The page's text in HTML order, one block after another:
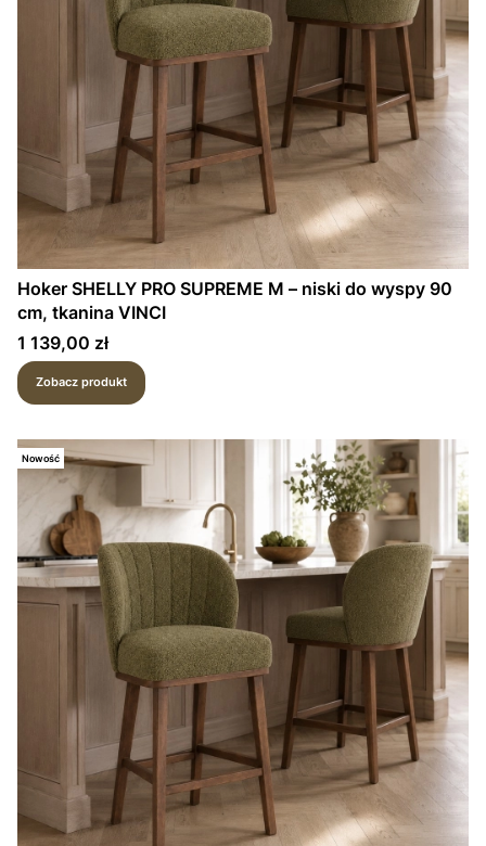
Hoker SHELLY PRO SUPREME M – niski do wyspy 90
cm, tkanina VINCI
Cena
1 139,00 zł
Zobacz produkt
Nowość